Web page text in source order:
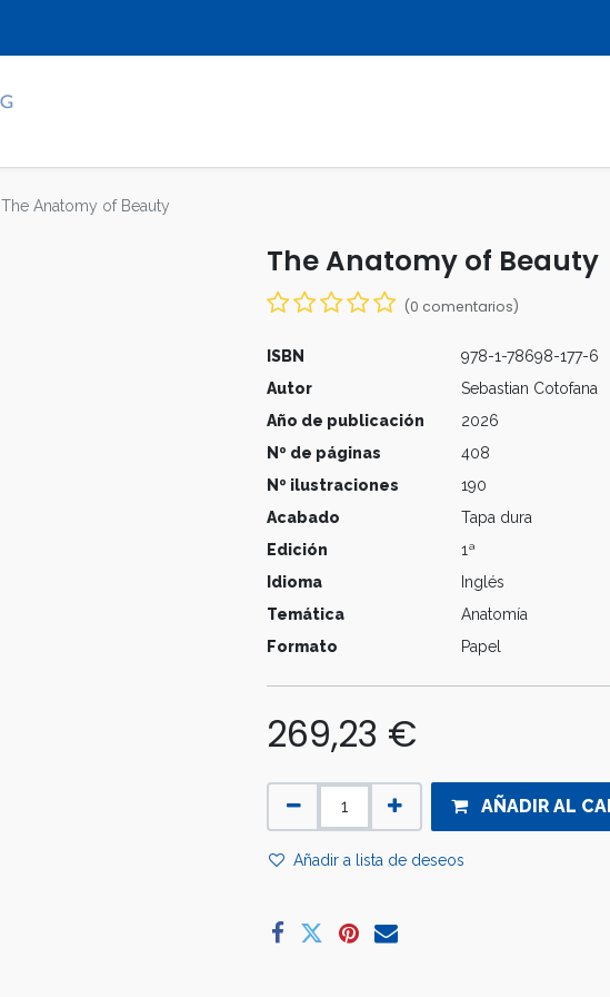
The Anatomy of Beauty
The Anatomy of Beauty
(0 comentarios)
ISBN
978-1-78698-177-6
Autor
Sebastian Cotofana
Año de publicación
2026
Nº de páginas
408
Nº ilustraciones
190
Acabado
Tapa dura
Edición
1ª
Idioma
Inglés
Temática
Anatomía
Formato
Papel
269,23 €
AÑADIR AL
Añadir a lista de deseos